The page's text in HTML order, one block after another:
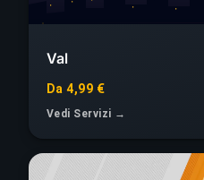
Val
Da 4,99 €
Vedi Servizi →